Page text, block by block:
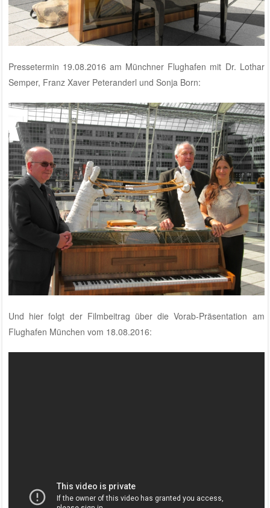
Pressetermin 19.08.2016 am Münchner Flughafen mit Dr. Lothar
Semper, Franz Xaver Peteranderl und Sonja Born:
Und hier folgt der Filmbeitrag über die Vorab-Präsentation am
Flughafen München vom 18.08.2016: